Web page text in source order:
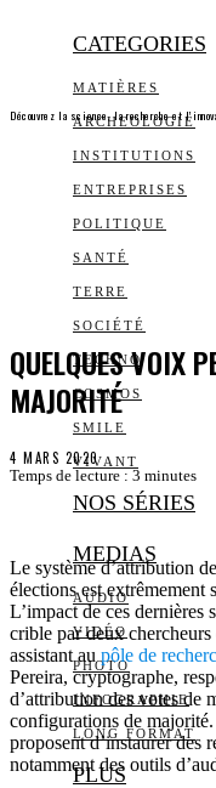
CATEGORIES
MATIÈRES
ARCHEOLOGIE
INSTITUTIONS
ENTREPRISES
POLITIQUE
SANTÉ
TERRE
SOCIÉTÉ
TECHNO
COSMOS
SMILE
VIVANT
NOS SÉRIES
MEDIAS
AUDIO
VIDÉO
PHOTO
INFOGRAPHIE
LONG FORMAT
PLUS
Découvrez la science, la recherche et
QUELQUES VOIX
MAJORITÉ
4 MARS 2020
Temps de lecture : 3 minutes
Le système d’attribution
élections est extrêmement
L’impact de ces dernières
crible par deux
assistant au pôle de
Pereira, cryptographe,
d’attribution des votes de
configurations de
proposent d’instaurer des
notamment des outils